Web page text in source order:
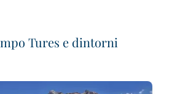
Tures e dintorni